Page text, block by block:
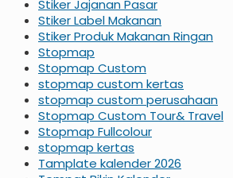
Stiker Jajanan Pasar
Stiker Label Makanan
Stiker Produk Makanan Ringan
Stopmap
Stopmap Custom
stopmap custom kertas
stopmap custom perusahaan
Stopmap Custom Tour& Travel
Stopmap Fullcolour
stopmap kertas
Tamplate kalender 2026